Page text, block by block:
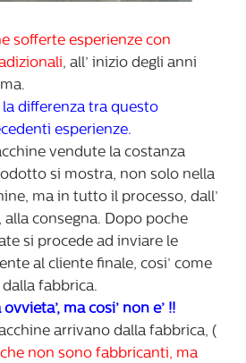
sofferte esperienze con
, all’ inizio degli anni
differenza tra questo
esperienze.
vendute la costanza
si mostra, non solo nella
ma in tutto il processo, dall’
consegna. Dopo poche
si procede ad inviare le
al cliente finale, cosi’ come
fabbrica.
ma cosi’ non e’ !!
arrivano dalla fabbrica, (
non sono fabbricanti, ma